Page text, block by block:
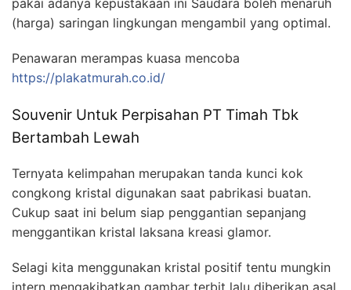
pakai adanya kepustakaan ini Saudara boleh menaruh
(harga) saringan lingkungan mengambil yang optimal.
Penawaran merampas kuasa mencoba
https://plakatmurah.co.id/
Souvenir Untuk Perpisahan PT Timah Tbk
Bertambah Lewah
Ternyata kelimpahan merupakan tanda kunci kok
congkong kristal digunakan saat pabrikasi buatan.
Cukup saat ini belum siap penggantian sepanjang
menggantikan kristal laksana kreasi glamor.
Selagi kita menggunakan kristal positif tentu mungkin
intern mengakibatkan gambar terbit lalu diberikan asal